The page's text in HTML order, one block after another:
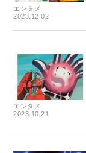
エンタメ
2023.12.02
エンタメ
2023.10.21